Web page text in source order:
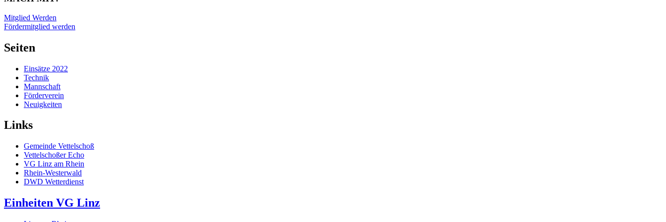
Mitglied Werden
Fördermitglied werden
Seiten
Einsätze 2022
Technik
Mannschaft
Förderverein
Neuigkeiten
Links
Gemeinde Vettelschoß
Vettelschoßer Echo
VG Linz am Rhein
Rhein-Westerwald
DWD Wetterdienst
Einheiten VG Linz